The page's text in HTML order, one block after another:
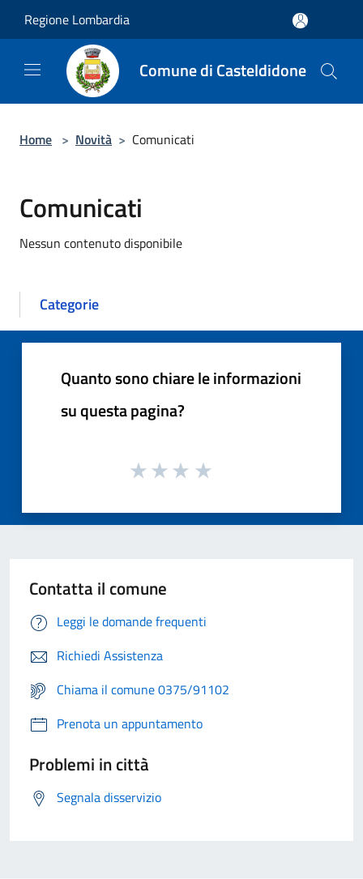
Regione Lombardia
Comune di Casteldidone
Home > Novità > Comunicati
Comunicati
Nessun contenuto disponibile
Categorie
Quanto sono chiare le informazioni
su questa pagina?
Contatta il comune
Leggi le domande frequenti
Richiedi Assistenza
Chiama il comune 0375/91102
Prenota un appuntamento
Problemi in città
Segnala disservizio